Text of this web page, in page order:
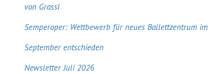
von Grassl
Semperoper: Wettbewerb für neues Ballettzentrum im
September entschieden
Newsletter Juli 2026